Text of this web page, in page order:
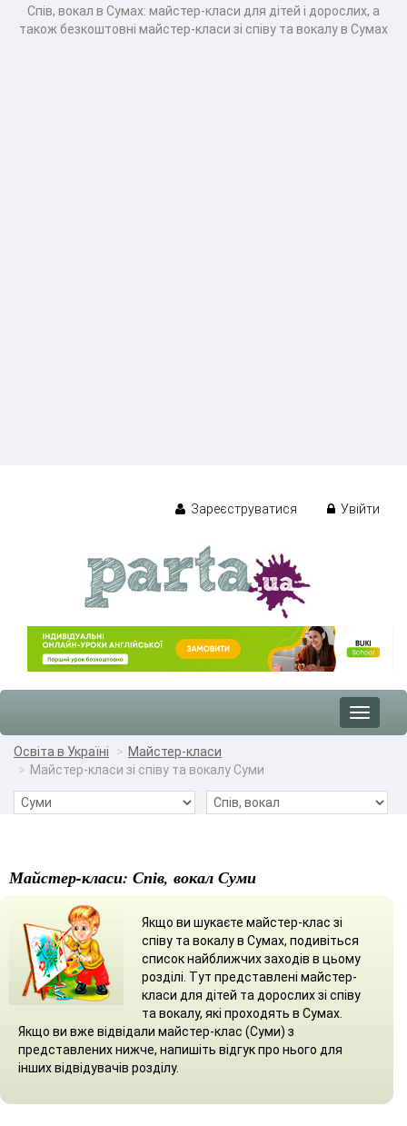
Спів, вокал в Сумах: майстер-класи для дітей і дорослих, а
також безкоштовні майстер-класи зі співу та вокалу в Сумах
Зареєструватися Увійти
Toggle
Освіта в Україні
Майстер-класи
Майстер-класи зі співу та вокалу Суми
Майстер-класи: Спів, вокал Суми
Якщо ви шукаєте майстер-клас зі
співу та вокалу в Сумах, подивіться
список найближчих заходів в цьому
розділі. Тут представлені майстер-
класи для дітей та дорослих зі співу
та вокалу, які проходять в Сумах.
Якщо ви вже відвідали майстер-клас (Суми) з
представлених нижче, напишіть відгук про нього для
інших відвідувачів розділу.